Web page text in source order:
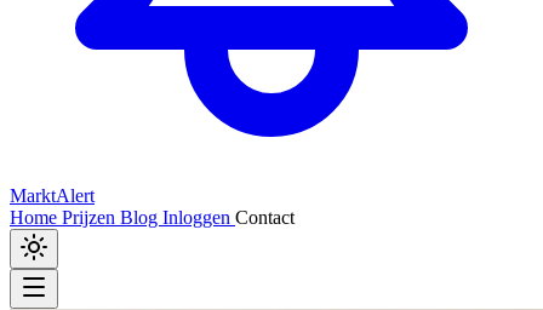
MarktAlert
Home Prijzen Blog Inloggen Contact